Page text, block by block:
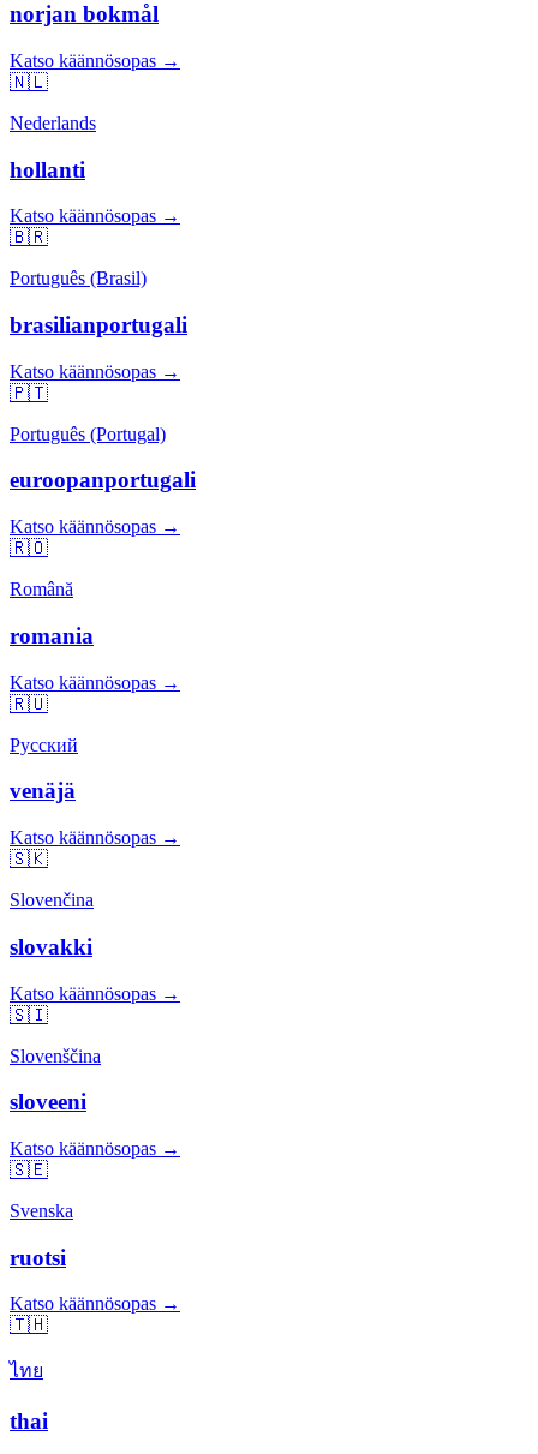
norjan bokmål
Katso käännösopas →
🇳🇱
Nederlands
hollanti
Katso käännösopas →
🇧🇷
Português (Brasil)
brasilianportugali
Katso käännösopas →
🇵🇹
Português (Portugal)
euroopanportugali
Katso käännösopas →
🇷🇴
Română
romania
Katso käännösopas →
🇷🇺
Русский
venäjä
Katso käännösopas →
🇸🇰
Slovenčina
slovakki
Katso käännösopas →
🇸🇮
Slovenščina
sloveeni
Katso käännösopas →
🇸🇪
Svenska
ruotsi
Katso käännösopas →
🇹🇭
ไทย
thai